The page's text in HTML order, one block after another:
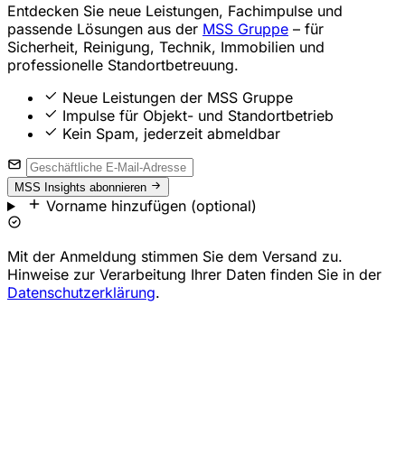
Entdecken Sie neue Leistungen, Fachimpulse und
passende Lösungen aus der MSS Gruppe – für
Sicherheit, Reinigung, Technik, Immobilien und
professionelle Standortbetreuung.
Neue Leistungen der MSS Gruppe
Impulse für Objekt- und Standortbetrieb
Kein Spam, jederzeit abmeldbar
MSS Insights abonnieren
Vorname hinzufügen (optional)
Mit der Anmeldung stimmen Sie dem Versand zu.
Hinweise zur Verarbeitung Ihrer Daten finden Sie in der
Datenschutzerklärung.